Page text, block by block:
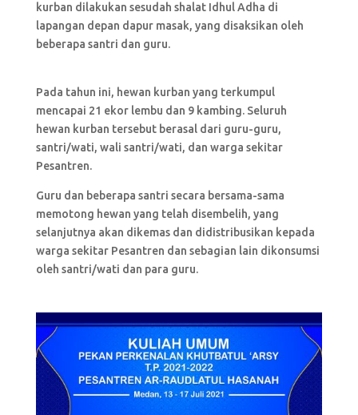
kurban dilakukan sesudah shalat Idhul Adha di
lapangan depan dapur masak, yang disaksikan oleh
beberapa santri dan guru.
Pada tahun ini, hewan kurban yang terkumpul
mencapai 21 ekor lembu dan 9 kambing. Seluruh
hewan kurban tersebut berasal dari guru-guru,
santri/wati, wali santri/wati, dan warga sekitar
Pesantren.
Guru dan beberapa santri secara bersama-sama
memotong hewan yang telah disembelih, yang
selanjutnya akan dikemas dan didistribusikan kepada
warga sekitar Pesantren dan sebagian lain dikonsumsi
oleh santri/wati dan para guru.